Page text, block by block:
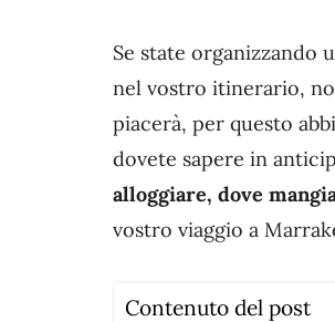
Se state organizzando
nel vostro itinerario,
piacerà, per questo
dovete sapere in
alloggiare, dove
vostro viaggio a
Contenuto del post